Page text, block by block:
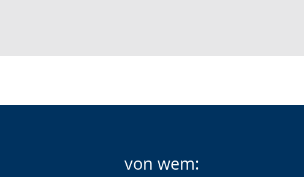
von wem: